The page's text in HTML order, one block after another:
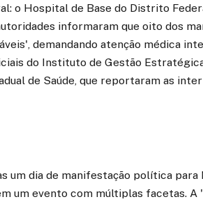
o Hospital de Base do Distrito
informaram que oito dos
demandando atenção médica
do Instituto de Gestão
de Saúde, que reportaram as
um dia de manifestação política para
um evento com múltiplas facetas. A